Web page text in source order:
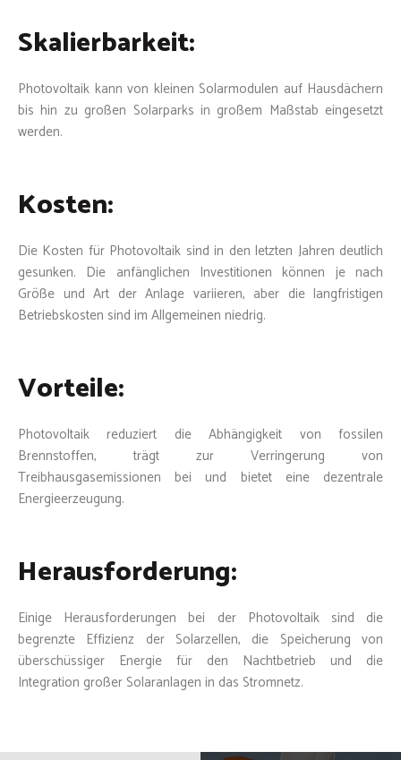
Skalierbarkeit:
Photovoltaik kann von kleinen Solarmodulen auf Hausdächern
bis hin zu großen Solarparks in großem Maßstab eingesetzt
werden.
Kosten:
Die Kosten für Photovoltaik sind in den letzten Jahren deutlich
gesunken. Die anfänglichen Investitionen können je nach
Größe und Art der Anlage variieren, aber die langfristigen
Betriebskosten sind im Allgemeinen niedrig.
Vorteile:
Photovoltaik reduziert die Abhängigkeit von fossilen
Brennstoffen, trägt zur Verringerung von
Treibhausgasemissionen bei und bietet eine dezentrale
Energieerzeugung.
Herausforderung:
Einige Herausforderungen bei der Photovoltaik sind die
begrenzte Effizienz der Solarzellen, die Speicherung von
überschüssiger Energie für den Nachtbetrieb und die
Integration großer Solaranlagen in das Stromnetz.